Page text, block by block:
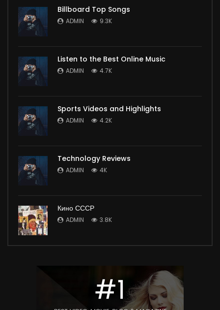
Billboard Top Songs
ADMIN 9.3K
Listen to the Best Online Music
ADMIN 4.7K
Sports Videos and Highlights
ADMIN 4.2K
Technology Reviews
ADMIN 4K
Кино СССР
ADMIN 3.8K